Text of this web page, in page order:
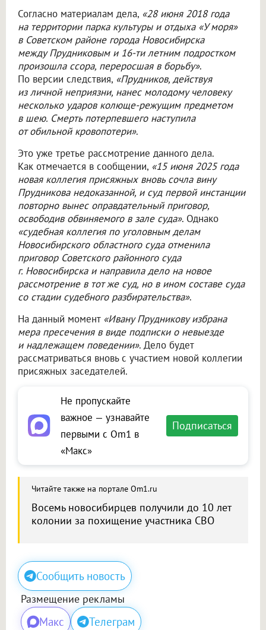
Согласно материалам дела, «28 июня 2018 года
на территории парка культуры и отдыха «У моря»
в Советском районе города Новосибирска
между Прудниковым и 16-ти летним подростком
произошла ссора, переросшая в борьбу».
По версии следствия, «Прудников, действуя
из личной неприязни, нанес молодому человеку
несколько ударов колюще-режущим предметом
в шею. Смерть потерпевшего наступила
от обильной кровопотери».
Это уже третье рассмотрение данного дела.
Как отмечается в сообщении, «15 июня 2025 года
новая коллегия присяжных вновь сочла вину
Прудникова недоказанной, и суд первой инстанции
повторно вынес оправдательный приговор,
освободив обвиняемого в зале суда». Однако
«судебная коллегия по уголовным делам
Новосибирского областного суда отменила
приговор Советского районного суда
г. Новосибирска и направила дело на новое
рассмотрение в тот же суд, но в ином составе суда
со стадии судебного разбирательства».
На данный момент «Ивану Прудникову избрана
мера пресечения в виде подписки о невыезде
и надлежащем поведении». Дело будет
рассматриваться вновь с участием новой коллегии
присяжных заседателей.
Не пропускайте
важное — узнавайте
первыми с Om1 в
«Макс»
Подписаться
Читайте также на портале Om1.ru
Восемь новосибирцев получили до 10 лет
колонии за похищение участника СВО
Сообщить новость
Размещение рекламы
Макс Телеграм